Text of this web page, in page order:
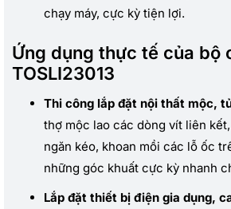
chạy máy, cực kỳ tiện lợi.
Ứng dụng thực tế của bộ
TOSLI23013
Thi công lắp đặt nội thất mộc,
thợ mộc lao các dòng vít liên
ngăn kéo, khoan mồi các lỗ ốc
những góc khuất cực kỳ nhanh
Lắp đặt thiết bị điện gia dụng,